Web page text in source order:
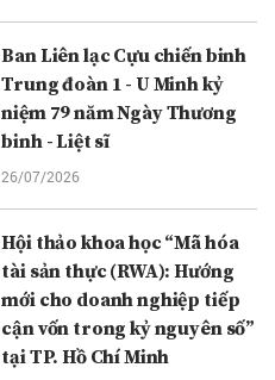
Ban Liên lạc Cựu chiến binh
Trung đoàn 1 - U Minh kỷ
niệm 79 năm Ngày Thương
binh - Liệt sĩ
26/07/2026
Hội thảo khoa học “Mã hóa
tài sản thực (RWA): Hướng
mới cho doanh nghiệp tiếp
cận vốn trong kỷ nguyên số”
tại TP. Hồ Chí Minh